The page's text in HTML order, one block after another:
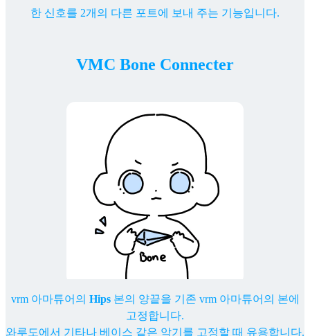
한 신호를 2개의 다른 포트에 보내 주는 기능입니다.
VMC Bone Connecter
vrm 아마튜어의 Hips본의 양끝을 기존 vrm 아마튜어의 본에
고정합니다.
와루도에서 기타나 베이스 같은 악기를 고정할 때 유용합니다.